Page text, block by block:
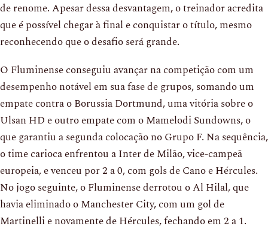
de renome. Apesar dessa desvantagem, o treinador acredita
que é possível chegar à final e conquistar o título, mesmo
reconhecendo que o desafio será grande.
O Fluminense conseguiu avançar na competição com um
desempenho notável em sua fase de grupos, somando um
empate contra o Borussia Dortmund, uma vitória sobre o
Ulsan HD e outro empate com o Mamelodi Sundowns, o
que garantiu a segunda colocação no Grupo F. Na sequência,
o time carioca enfrentou a Inter de Milão, vice-campeã
europeia, e venceu por 2 a 0, com gols de Cano e Hércules.
No jogo seguinte, o Fluminense derrotou o Al Hilal, que
havia eliminado o Manchester City, com um gol de
Martinelli e novamente de Hércules, fechando em 2 a 1.